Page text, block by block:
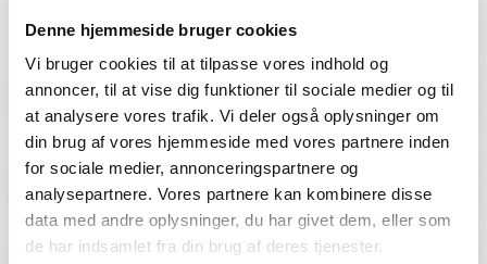
Denne hjemmeside bruger cookies
Vi bruger cookies til at tilpasse vores indhold og
annoncer, til at vise dig funktioner til sociale medier og til
at analysere vores trafik. Vi deler også oplysninger om
din brug af vores hjemmeside med vores partnere inden
for sociale medier, annonceringspartnere og
analysepartnere. Vores partnere kan kombinere disse
data med andre oplysninger, du har givet dem, eller som
de har indsamlet fra din brug af deres tjenester.
kombineret med inspiration fra resten af verden.
Resultatet er smagsoplevelser, der afspejler
destinationen og giver endnu en anledning til at
samles omkring bordet.
Aktiviteter, der giver nye
perspektiver
Torekov og Bjärehalvön byder på oplevelser, der
passer perfekt til grupper, som ønsker at kombinere
Andre faciliteter 9specifikationer
Mad og drikke specifikationer